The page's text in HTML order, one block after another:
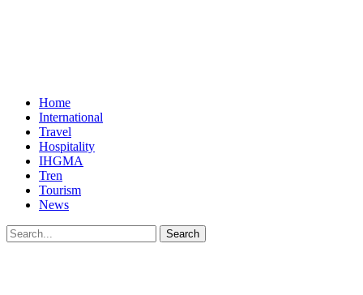
Home
International
Travel
Hospitality
IHGMA
Tren
Tourism
News